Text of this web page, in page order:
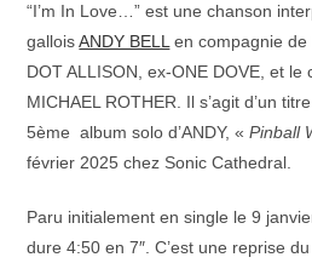
“I’m In Love…” est une chanson
galloisANDY BELL en compagnie
DOT ALLISON, ex-ONE DOVE, et le
MICHAEL ROTHER. Il s’agit d’un
5ème album solo d’ANDY, «Pinball
février 2025 chez Sonic Cathedral.
Paru initialement en single le 9
dure 4:50 en 7″. C’est une reprise